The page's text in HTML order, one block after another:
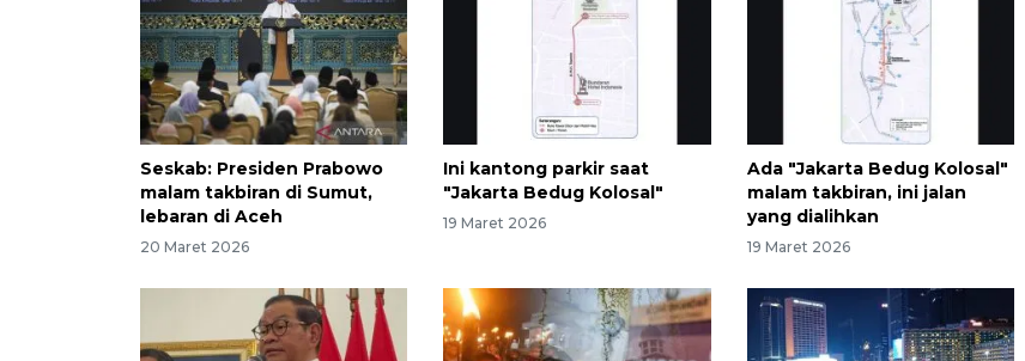
Seskab: Presiden Prabowo
malam takbiran di Sumut,
lebaran di Aceh
20 Maret 2026
Ini kantong parkir saat
"Jakarta Bedug Kolosal"
19 Maret 2026
Ada "Jakarta Bedug Kolosal"
malam takbiran, ini jalan
yang dialihkan
19 Maret 2026